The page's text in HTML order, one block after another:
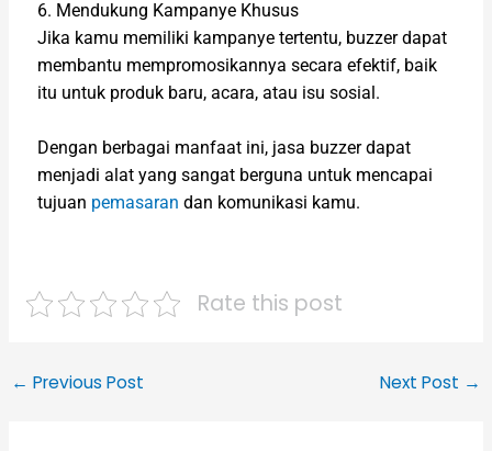
6. Mendukung Kampanye Khusus
Jika kamu memiliki kampanye tertentu, buzzer dapat
membantu mempromosikannya secara efektif, baik
itu untuk produk baru, acara, atau isu sosial.
Dengan berbagai manfaat ini, jasa buzzer dapat
menjadi alat yang sangat berguna untuk mencapai
tujuan pemasaran dan komunikasi kamu.
Rate this post
← Previous Post Next Post →